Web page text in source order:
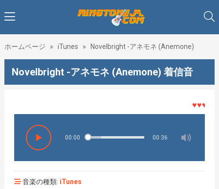
ホームページ » iTunes » Novelbright -アネモネ (Anemone)
Novelbright -アネモネ (Anemone) 着信音
♥♥♥着メ
00:00 00:36
音楽の種類: iTunes